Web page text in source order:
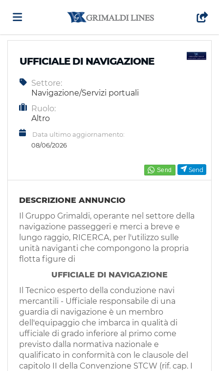
Offerte
di
Carica
EN
FR
IT
DE
ES
Send
UFFICIALE DI NAVIGAZIONE
Settore:
Navigazione/Servizi portuali
Ruolo:
Altro
Data ultimo aggiornamento:
08/06/2026
DESCRIZIONE ANNUNCIO
Il Gruppo Grimaldi, operante nel settore della
navigazione passeggeri e merci a breve e
lungo raggio, RICERCA, per l'utilizzo sulle
unità naviganti che compongono la propria
flotta figure di
UFFICIALE DI NAVIGAZIONE
Il Tecnico esperto della conduzione navi
mercantili - Ufficiale responsabile di una
guardia di navigazione è un membro
dell'equipaggio che imbarca in qualità di
ufficiale di grado inferiore al primo come
previsto dalla normativa nazionale e
qualificato in conformità con le clausole del
capitolo II della Convenzione STCW (rif. cap. I